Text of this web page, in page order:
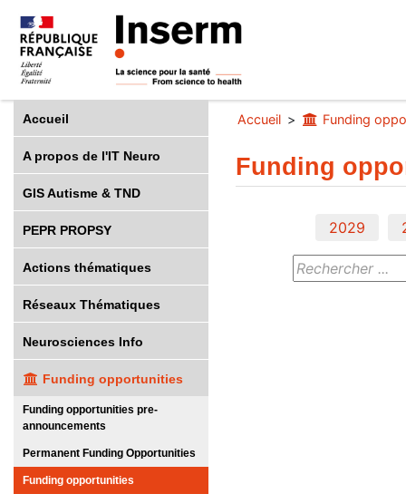
Accueil
A propos de l'IT Neuro
GIS Autisme & TND
PEPR PROPSY
Actions thématiques
Réseaux Thématiques
Neurosciences Info
Funding opportunities
Funding opportunities pre-
announcements
Permanent Funding Opportunities
Funding opportunities
Accueil Funding
Funding
2029